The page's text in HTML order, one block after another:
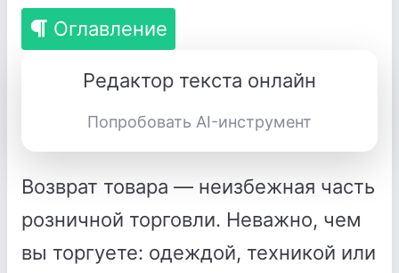
Оглавление
Редактор текста онлайн
Попробовать AI-инструмент
Возврат товара — неизбежная часть
розничной торговли. Неважно, чем
вы торгуете: одеждой, техникой или